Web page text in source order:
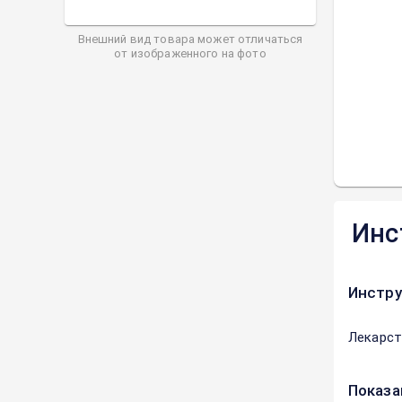
Внешний вид товара может отличаться
от изображенного на фото